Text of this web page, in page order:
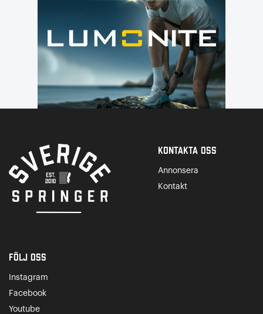
Kontakta Oss
Annonsera
Kontakt
Följ oss
Instagram
Facebook
Youtube